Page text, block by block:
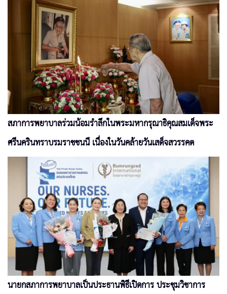
สภาการพยาบาลร่วมน้อมรำลึกในพระมหากรุณาธิคุณสมเด็จพระ
ศรีนครินทราบรมราชชนนี เนื่องในวันคล้ายวันเสด็จสวรรคต
นายกสภาการพยาบาลเป็นประธานพิธีเปิดการ ประชุมวิชาการ